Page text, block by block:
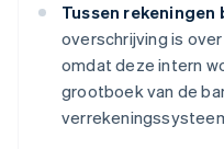
Tussen
overschrijving is
omdat deze intern
grootboek van de